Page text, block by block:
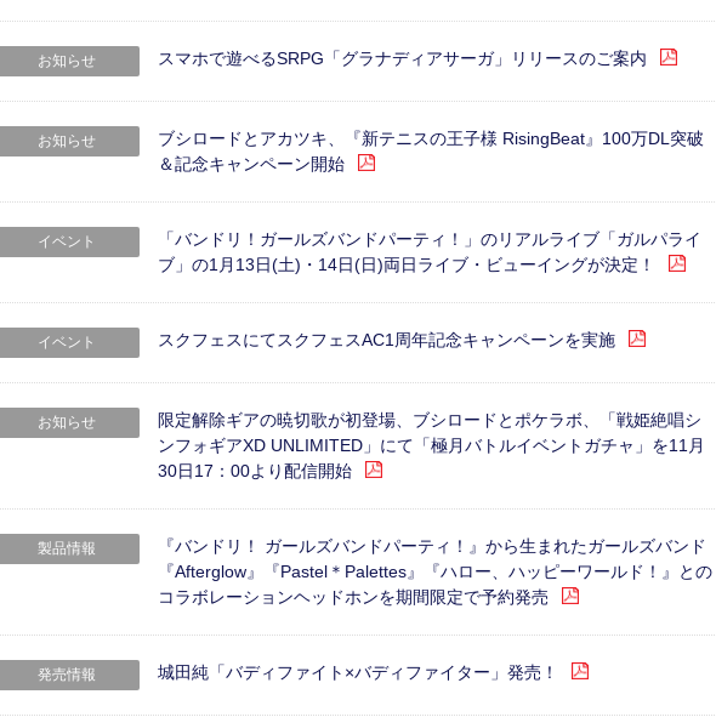
お知らせ スマホで遊べるSRPG「グラナディアサーガ」リリースのご案内
お知らせ
ブシロードとアカツキ、『新テニスの王子様 RisingBeat』100万DL突破
＆記念キャンペーン開始
イベント
「バンドリ！ガールズバンドパーティ！」のリアルライブ「ガルパライ
ブ」の1月13日(土)・14日(日)両日ライブ・ビューイングが決定！
イベント スクフェスにてスクフェスAC1周年記念キャンペーンを実施
お知らせ
限定解除ギアの暁切歌が初登場、ブシロードとポケラボ、「戦姫絶唱シ
ンフォギアXD UNLIMITED」にて「極月バトルイベントガチャ」を11月
30日17：00より配信開始
製品情報
『バンドリ！ ガールズバンドパーティ！』から生まれたガールズバンド
『Afterglow』『Pastel＊Palettes』『ハロー、ハッピーワールド！』との
コラボレーションヘッドホンを期間限定で予約発売
発売情報 城田純「バディファイト×バディファイター」発売！